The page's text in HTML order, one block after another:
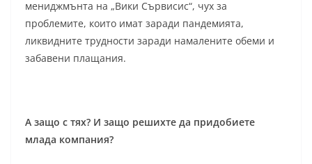
мениджмънта на „Вики Сървисис“, чух за
проблемите, които имат заради пандемията,
ликвидните трудности заради намалените обеми и
забавени плащания.
А защо с тях? И защо решихте да придобиете
млада компания?